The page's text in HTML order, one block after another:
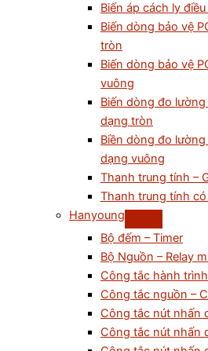
Biến áp cách ly
Biến dòng bảo vệ
tròn
Biến dòng bảo vệ
vuông
Biến dòng đo
dạng tròn
Biền dòng đo
dạng vuông
Thanh trung tính –
Thanh trung tính
Hanyoung
Bộ đếm – Timer
Bộ Nguồn – Relay
Công tắc hành trình
Công tắc nguồn –
Công tắc nút nhấn
Công tắc nút nhấn